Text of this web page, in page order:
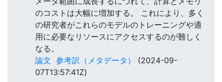
のコストは大幅に増加する。 これにより、多く
の研究者がこれらのモデルのトレーニングや適
用に必要なリソースにアクセスするのが難しく
なる。
論文 参考訳（メタデータ）
(2024-09-
07T13:57:41Z)